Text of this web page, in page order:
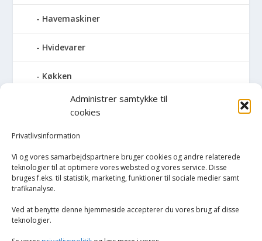
Administrer samtykke til
cookies
Privatlivsinformation
Vi og vores samarbejdspartnere bruger cookies og andre relaterede
teknologier til at optimere vores websted og vores service. Disse
bruges f.eks. til statistik, marketing, funktioner til sociale medier samt
trafikanalyse.
Ved at benytte denne hjemmeside accepterer du vores brug af disse
teknologier.
Havemaskiner
Hvidevarer
Køkken
Elkedler
Kaffemaskiner
Køkkenmaskiner og tilbehør
Køkkenvægte